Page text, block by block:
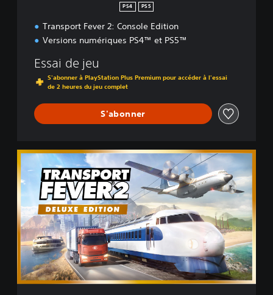
o
n
PS4 PS5
Transport Fever 2: Console Edition
Versions numériques PS4™ et PS5™
Essai de jeu
S'abonner à PlayStation Plus Premium pour accéder à l'essai
de 2 heures du jeu complet
S'abonner
D
e
l
u
e
E
d
i
o